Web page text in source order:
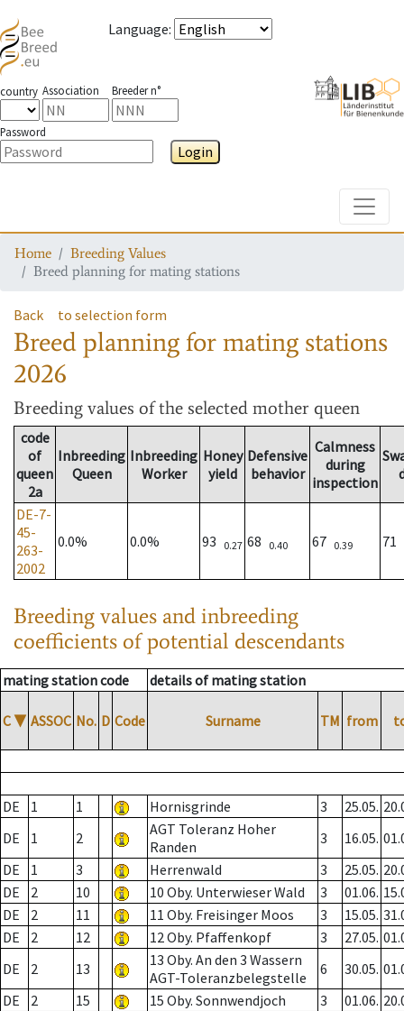
Language:
country Association Breeder n°
Password
Login
Home
Breeding Values
Breed planning for mating stations
Back to selection form
Breed planning for mating stations
2026
Breeding values of the selected mother queen
code
of
queen
2a
Inbreeding
Queen
Inbreeding
Worker
Honey
yield
Defensive
behavior
Calmness
during
inspection
DE-7-
45-
263-
2002
0.0% 0.0% 93 0.27 68 0.40 67 0.39 71
Breeding values and inbreeding
coefficients of potential descendants
mating station code details of mating station
C ▼ ASSOC No. D Code Surname TM from
DE 1 1 Hornisgrinde 3 25.05.
DE
1 2
AGT Toleranz Hoher
Randen
3 16.05.
DE
1 3 Herrenwald 3 25.05.
DE
2 10 10 Oby. Unterwieser Wald 3 01.06.
DE
2 11 11 Oby. Freisinger Moos 3 15.05.
DE
2 12 12 Oby. Pfaffenkopf 3 27.05.
DE
2 13
13 Oby. An den 3 Wassern
AGT-Toleranzbelegstelle
6 30.05.
DE
2 15 15 Oby. Sonnwendjoch 3 01.06.